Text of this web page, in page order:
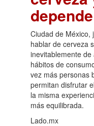
Ciudad de México,
hablar de cerveza
inevitablemente
hábitos de
vez más personas
permitan disfrutar
la misma
más equilibrada.
Lado.mx